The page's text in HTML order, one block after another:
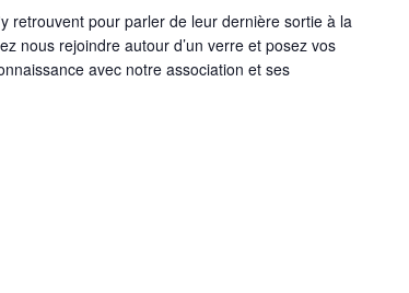
retrouvent pour parler de leur dernière sortie à la
nous rejoindre autour d’un verre et posez vos
avec notre association et ses